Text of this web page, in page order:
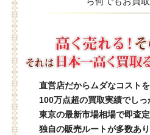
直営店だからムダなコスト
100万点超の買取実績でしっ
東京の最新市場相場で即査定
独自の販売ルートが多数あ